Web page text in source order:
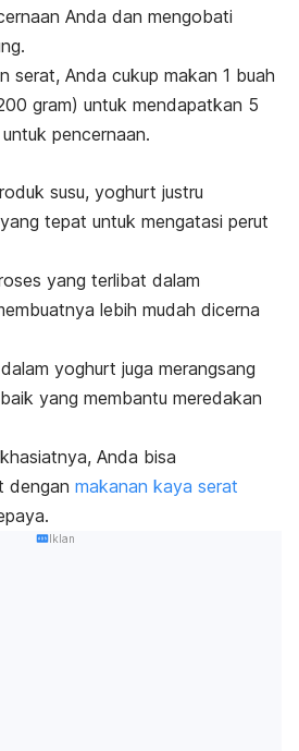
Anda dan mengobati
serat, Anda cukup makan 1 buah
gram) untuk mendapatkan 5
pencernaan.
susu, yoghurt justru
tepat untuk mengatasi perut
yang terlibat dalam
lebih mudah dicerna
dalam yoghurt juga merangsang
yang membantu meredakan
Anda bisa
dengan makanan kaya serat
Iklan